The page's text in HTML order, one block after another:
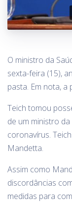
O ministro da
sexta-feira (15),
pasta. Em nota,
Teich tomou
de um ministro
coronavírus.
Mandetta.
Assim como
discordâncias
medidas para